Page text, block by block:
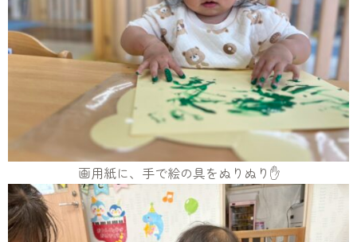
画用紙に、手で絵の具をぬりぬり✋